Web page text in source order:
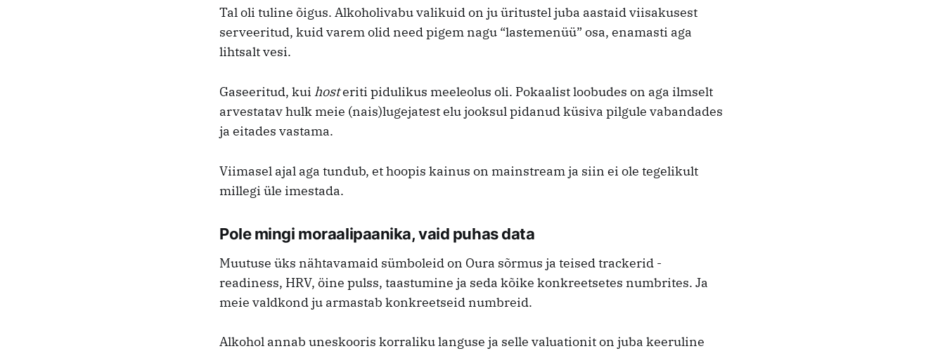
Tal oli tuline õigus. Alkoholivabu valikuid on ju üritustel juba aastaid viisakusest
serveeritud, kuid varem olid need pigem nagu “lastemenüü” osa, enamasti aga
lihtsalt vesi.
Gaseeritud, kui hosteriti pidulikus meeleolus oli. Pokaalist loobudes on aga ilmselt
arvestatav hulk meie (nais)lugejatest elu jooksul pidanud küsiva pilgule vabandades
ja eitades vastama.
Viimasel ajal aga tundub, et hoopis kainus on mainstream ja siin ei ole tegelikult
millegi üle imestada.
Pole mingi moraalipaanika, vaid puhas data
Muutuse üks nähtavamaid sümboleid on Oura sõrmus ja teised trackerid -
readiness, HRV, öine pulss, taastumine ja seda kõike konkreetsetes numbrites. Ja
meie valdkond ju armastab konkreetseid numbreid.
Alkohol annab uneskooris korraliku languse ja selle valuationit on juba keeruline